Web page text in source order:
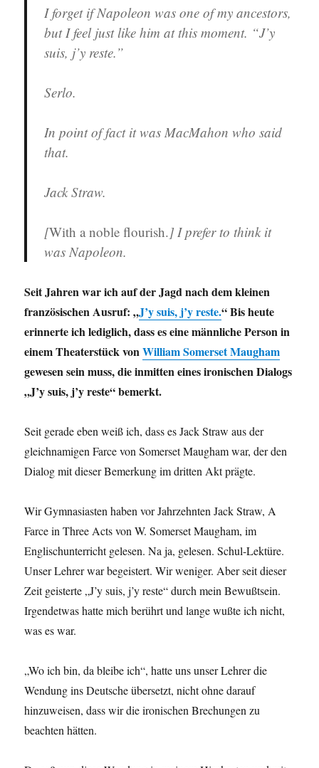
I forget if Napoleon was one of my ancestors,
but I feel just like him at this moment. “J’y
suis, j’y reste.”
Serlo.
In point of fact it was MacMahon who said
that.
Jack Straw.
[With a noble flourish.] I prefer to think it
was Napoleon.
Seit Jahren war ich auf der Jagd nach dem kleinen
französischen Ausruf: „J’y suis, j’y reste.“ Bis heute
erinnerte ich lediglich, dass es eine männliche Person in
einem Theaterstück vonWilliam Somerset Maugham
gewesen sein muss, die inmitten eines ironischen Dialogs
„J’y suis, j’y reste“ bemerkt.
Seit gerade eben weiß ich, dass es Jack Straw aus der
gleichnamigen Farce von Somerset Maugham war, der den
Dialog mit dieser Bemerkung im dritten Akt prägte.
Wir Gymnasiasten haben vor Jahrzehnten Jack Straw, A
Farce in Three Acts von W. Somerset Maugham, im
Englischunterricht gelesen. Na ja, gelesen. Schul-Lektüre.
Unser Lehrer war begeistert. Wir weniger. Aber seit dieser
Zeit geisterte „J’y suis, j’y reste“ durch mein Bewußtsein.
Irgendetwas hatte mich berührt und lange wußte ich nicht,
was es war.
„Wo ich bin, da bleibe ich“, hatte uns unser Lehrer die
Wendung ins Deutsche übersetzt, nicht ohne darauf
hinzuweisen, dass wir die ironischen Brechungen zu
beachten hätten.